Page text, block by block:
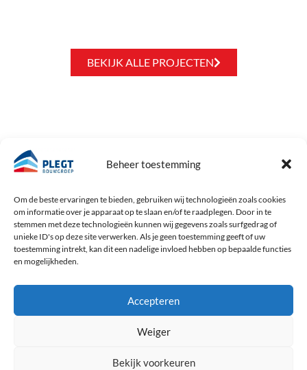
Beheer toestemming
Om de beste ervaringen te bieden, gebruiken wij technologieën zoals cookies
om informatie over je apparaat op te slaan en/of te raadplegen. Door in te
stemmen met deze technologieën kunnen wij gegevens zoals surfgedrag of
unieke ID's op deze site verwerken. Als je geen toestemming geeft of uw
toestemming intrekt, kan dit een nadelige invloed hebben op bepaalde functies
en mogelijkheden.
Accepteren
Weiger
Bekijk voorkeuren
BEKIJK ALLE PROJECTEN
GA NAAR
PROJECTEN
OVER ONS
ACTUEEL
VACATURES
CONTACT
ST. BAENT
verantwoord en betrokken ondernemen
van Plegt Bouwgroep. Dat doen we door
een bijdrage te leveren aan de bestrijding
van armoede.